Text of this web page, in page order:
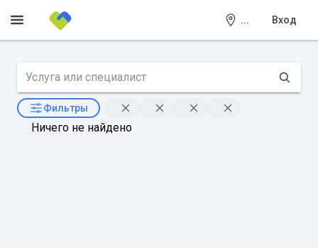
... Вход
Фильтры
Ничего не найдено